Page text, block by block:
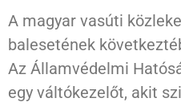
A magyar vasúti
balesetének
Az Államvédelmi
egy váltókezelőt, akit